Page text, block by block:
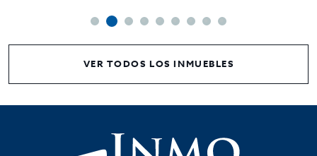
VER TODOS LOS INMUEBLES